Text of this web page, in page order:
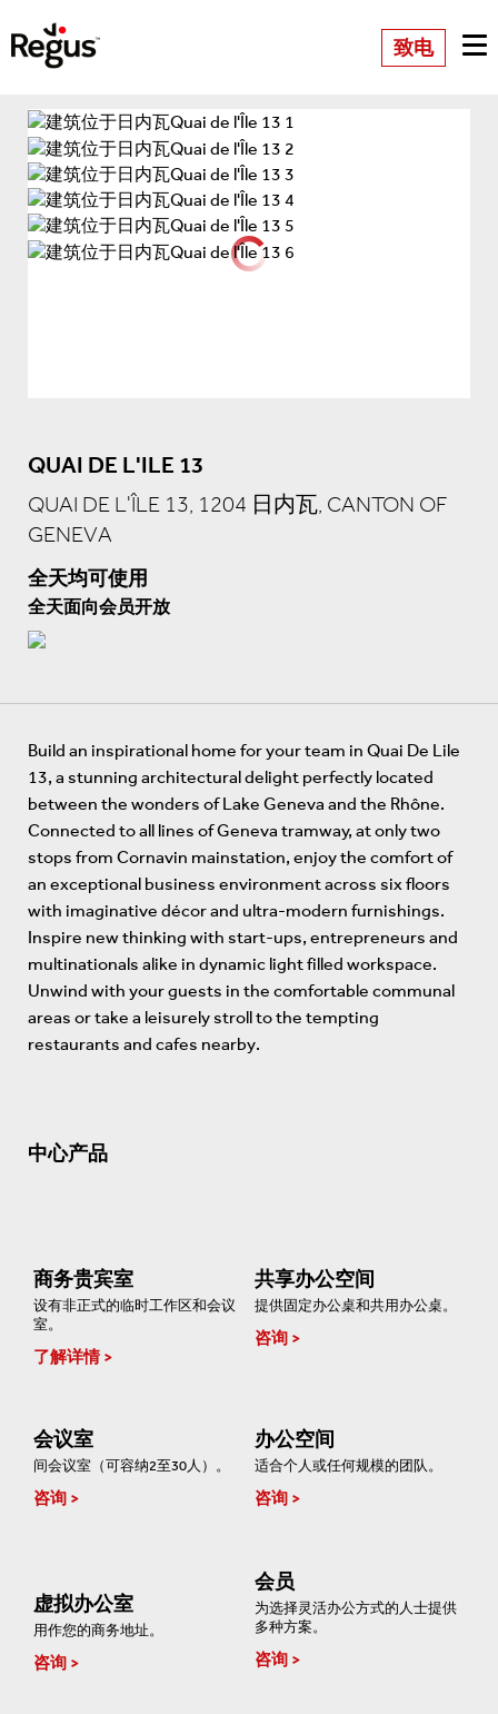
致电
QUAI DE L'ILE 13
QUAI DE L'ÎLE 13, 1204 日内瓦, CANTON OF
GENEVA
全天均可使用
全天面向会员开放
Build an inspirational home for your team in Quai De Lile
13, a stunning architectural delight perfectly located
between the wonders of Lake Geneva and the Rhône.
Connected to all lines of Geneva tramway, at only two
stops from Cornavin mainstation, enjoy the comfort of
an exceptional business environment across six floors
with imaginative décor and ultra-modern furnishings.
Inspire new thinking with start-ups, entrepreneurs and
multinationals alike in dynamic light filled workspace.
Unwind with your guests in the comfortable communal
areas or take a leisurely stroll to the tempting
restaurants and cafes nearby.
中心产品
商务贵宾室
设有非正式的临时工作区和会议
室。
了解详情
共享办公空间
提供固定办公桌和共用办公桌。
咨询
会议室
间会议室（可容纳2至30人）。
咨询
办公空间
适合个人或任何规模的团队。
咨询
虚拟办公室
用作您的商务地址。
咨询
会员
为选择灵活办公方式的人士提供
多种方案。
咨询